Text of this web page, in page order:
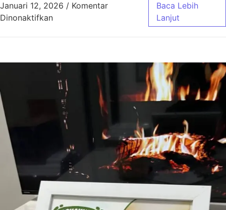
Januari 12, 2026 / Komentar
Dinonaktifkanpada Harga Aqiqah Bandung, Antar Gratis!
Baca Lebih
Lanjut